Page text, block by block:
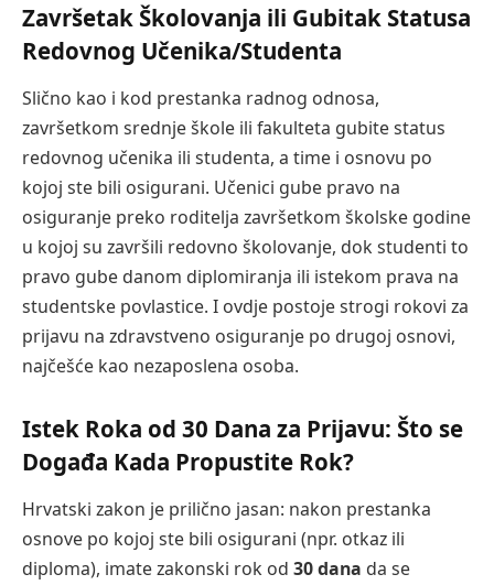
Završetak Školovanja ili Gubitak Statusa
Redovnog Učenika/Studenta
Slično kao i kod prestanka radnog odnosa,
završetkom srednje škole ili fakulteta gubite status
redovnog učenika ili studenta, a time i osnovu po
kojoj ste bili osigurani. Učenici gube pravo na
osiguranje preko roditelja završetkom školske godine
u kojoj su završili redovno školovanje, dok studenti to
pravo gube danom diplomiranja ili istekom prava na
studentske povlastice. I ovdje postoje strogi rokovi za
prijavu na zdravstveno osiguranje po drugoj osnovi,
najčešće kao nezaposlena osoba.
Istek Roka od 30 Dana za Prijavu: Što se
Događa Kada Propustite Rok?
Hrvatski zakon je prilično jasan: nakon prestanka
osnove po kojoj ste bili osigurani (npr. otkaz ili
diploma), imate zakonski rok od 30 dana da se